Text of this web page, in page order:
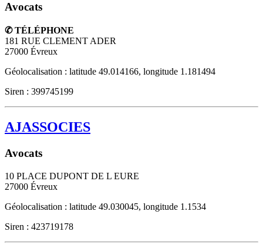
Avocats
✆ TÉLÉPHONE
181 RUE CLEMENT ADER
27000 Évreux
Géolocalisation : latitude 49.014166, longitude 1.181494
Siren : 399745199
AJASSOCIES
Avocats
10 PLACE DUPONT DE L EURE
27000 Évreux
Géolocalisation : latitude 49.030045, longitude 1.1534
Siren : 423719178